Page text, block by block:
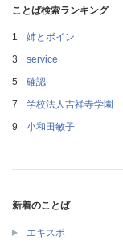
ことば検索ランキング
姉とボイン
service
確認
学校法人吉祥寺学園
小和田敏子
新着のことば
エキスポ